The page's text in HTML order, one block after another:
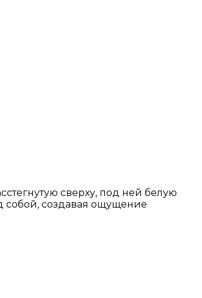
сверху, под ней белую
собой, создавая ощущение